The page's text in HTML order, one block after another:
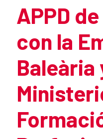
APPD
con la
Baleària